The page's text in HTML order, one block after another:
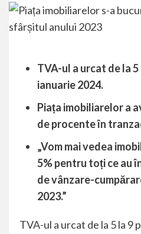
TVA-ul a urcat de la
ianuarie 2024.
Piața imobiliarelor a
de procente în
„Vom mai vedea
5% pentru toți ce au
de vânzare-
2023.”
TVA-ul a urcat de la 5 la 9